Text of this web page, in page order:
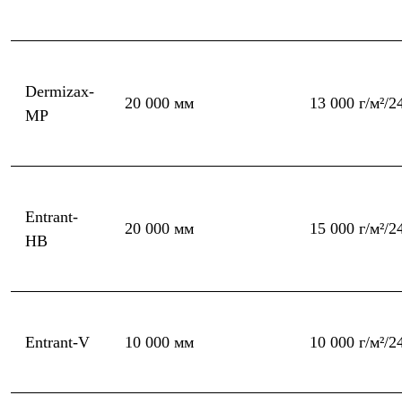
Медиа
Dermizax-
MP
20 000 мм 13 000 г/м²/
Entrant-
HB
20 000 мм 15 000 г/м²/
Entrant-V 10 000 мм 10 000 г/м²/